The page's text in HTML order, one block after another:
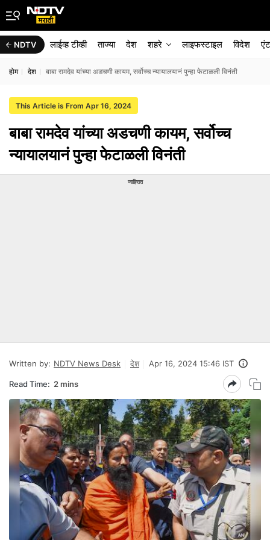
NDTV लाईव्ह टीव्ही ताज्या देश शहरे लाइफस्टाइल विदेश
होम देश बाबा रामदेव यांच्या अडचणी कायम, सर्वोच्च न्यायालयानं पुन्हा फेटाळली विनंती
This Article is From Apr 16, 2024
बाबा रामदेव यांच्या अडचणी कायम, सर्वोच्च
न्यायालयानं पुन्हा फेटाळली विनंती
जाहिरात
Written by: NDTV News Desk देश Apr 16, 2024 15:46 IST
Read Time: 2 mins